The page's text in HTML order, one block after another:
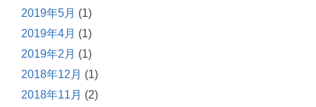
2019年5月 (1)
2019年4月 (1)
2019年2月 (1)
2018年12月 (1)
2018年11月 (2)